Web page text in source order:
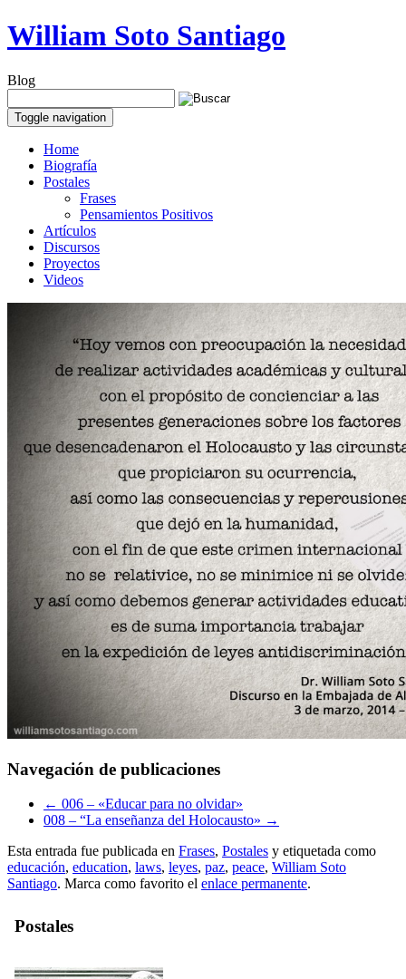
William Soto Santiago
Blog
Toggle navigation
Home
Biografía
Postales
Frases
Pensamientos Positivos
Artículos
Discursos
Proyectos
Videos
Navegación de publicaciones
← 006 – «Educar para no olvidar»
008 – “La enseñanza del Holocausto» →
Esta entrada fue publicada en Frases, Postales y etiquetada como
educación, education, laws, leyes, paz, peace, William Soto
Santiago. Marca como favorito el enlace permanente.
Postales